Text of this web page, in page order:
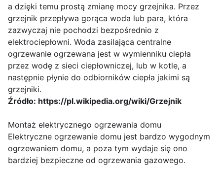
a dzięki temu prostą zmianę mocy grzejnika. Przez
grzejnik przepływa gorąca woda lub para, która
zazwyczaj nie pochodzi bezpośrednio z
elektrociepłowni. Woda zasilająca centralne
ogrzewanie ogrzewana jest w wymienniku ciepła
przez wodę z sieci ciepłowniczej, lub w kotle, a
następnie płynie do odbiorników ciepła jakimi są
grzejniki.
Źródło: https://pl.wikipedia.org/wiki/Grzejnik
Montaż elektrycznego ogrzewania domu
Elektryczne ogrzewanie domu jest bardzo wygodnym
ogrzewaniem domu, a poza tym wydaje się ono
bardziej bezpieczne od ogrzewania gazowego.